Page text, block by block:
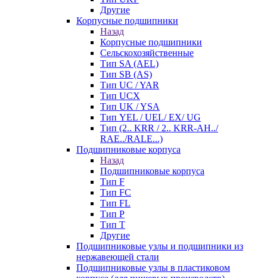
Другие
Корпусные подшипники
Назад
Корпусные подшипники
Сельскохозяйственные
Тип SA (AEL)
Тип SB (AS)
Тип UC / YAR
Тип UCX
Тип UK / YSA
Тип YEL / UEL/ EX/ UG
Тип (2.. KRR / 2.. KRR-AH../
RAE../RALE...)
Подшипниковые корпуса
Назад
Подшипниковые корпуса
Тип F
Тип FC
Тип FL
Тип P
Тип T
Другие
Подшипниковые узлы и подшипники из
нержавеющей стали
Подшипниковые узлы в пластиковом